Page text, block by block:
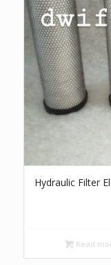
Hydraulic Filter
Read